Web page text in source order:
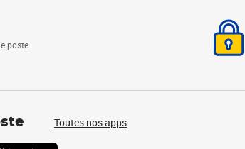
poste
Toutes nos apps